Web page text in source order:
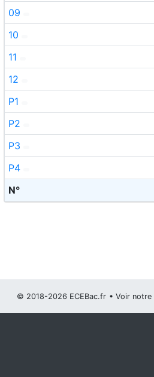
N°
09
10
11
12
P1
P2
P3
P4
© 2018-2026 ECEBac.fr • Voir notre